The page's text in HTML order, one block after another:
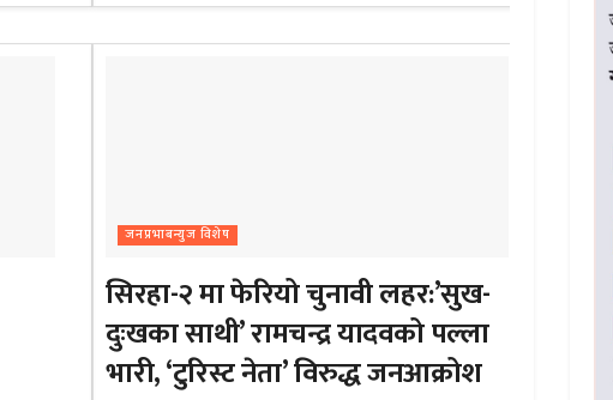
जनप्रभाबन्युज विशेष
सिरहा-२ मा फेरियो चुनावी लहर:’सुख-
दुःखका साथी’ रामचन्द्र यादवको पल्ला
भारी, ‘टुरिस्ट नेता’ विरुद्ध जनआक्रोश